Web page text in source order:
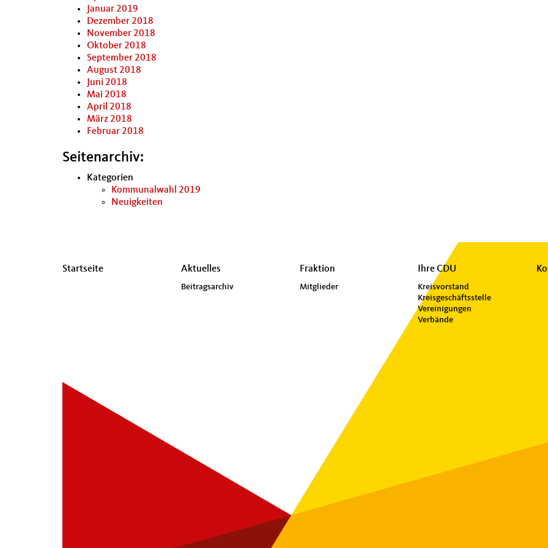
Januar 2019
Dezember 2018
November 2018
Oktober 2018
September 2018
August 2018
Juni 2018
Mai 2018
April 2018
März 2018
Februar 2018
Seitenarchiv:
Kategorien
Kommunalwahl 2019
Neuigkeiten
Seitenübersicht
Startseite Aktuelles
Beitragsarchiv
Fraktion
Mitglieder
Ihre CDU
Kreisvorstand
Kreisgeschäftsstelle
Vereinigungen
Verbände